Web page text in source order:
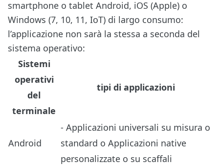
smartphone o tablet Android, iOS (Apple) o
Windows (7, 10, 11, IoT) di largo consumo:
l’applicazione non sarà la stessa a seconda del
sistema operativo:
Sistemi
operativi
del
terminale
tipi di applicazioni
Android
- Applicazioni universali su misura o
standard o Applicazioni native
personalizzate o su scaffali